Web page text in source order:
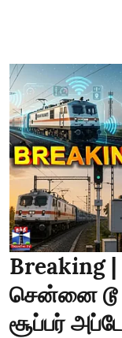
Breaking |
சென்னை டூ
சூப்பர்